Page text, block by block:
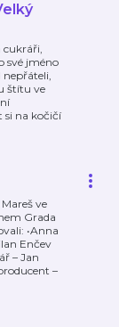
cukráři,
své jméno
nepřáteli,
štítu ve
si na kočičí
ve
Grada
•Anna
Enčev
– Jan
–